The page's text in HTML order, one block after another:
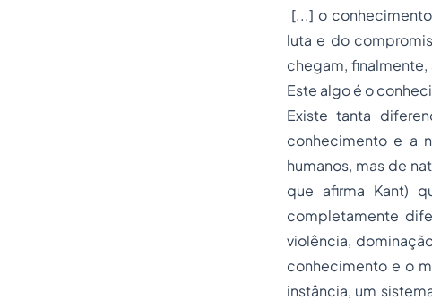
[...] o
luta e do
chegam, finalmente,
Este algo é o
Existe tanta
conhecimento e a
humanos, mas de
que afirma Kant)
completamente
violência,
conhecimento e o
instância, um